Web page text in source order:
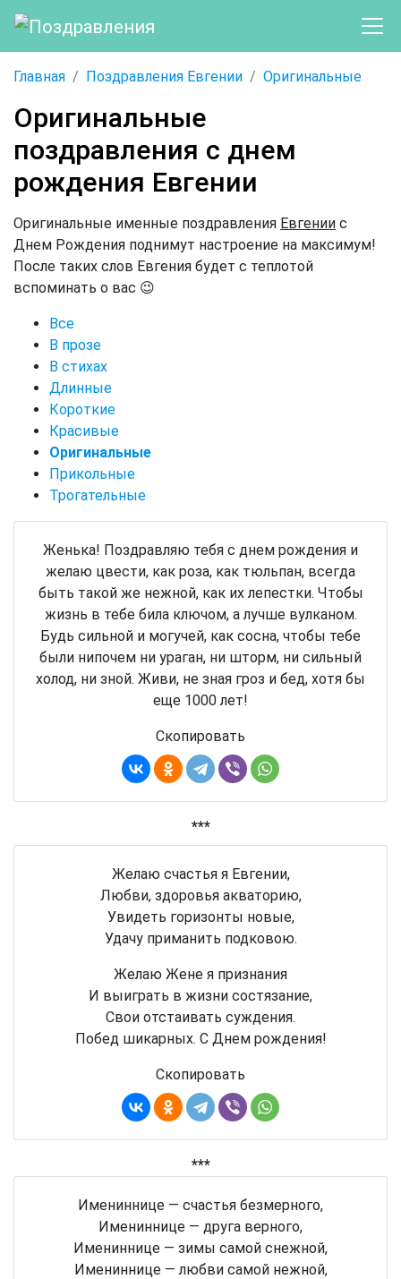
Главная Поздравления Евгении Оригинальные
Оригинальные
поздравления с днем
рождения Евгении
Оригинальные именные поздравления Евгении с
Днем Рождения поднимут настроение на максимум!
После таких слов Евгения будет с теплотой
вспоминать о вас 😉
Все
В прозе
В стихах
Длинные
Короткие
Красивые
Оригинальные
Прикольные
Трогательные
Женька! Поздравляю тебя с днем рождения и
желаю цвести, как роза, как тюльпан, всегда
быть такой же нежной, как их лепестки. Чтобы
жизнь в тебе била ключом, а лучше вулканом.
Будь сильной и могучей, как сосна, чтобы тебе
были нипочем ни ураган, ни шторм, ни сильный
холод, ни зной. Живи, не зная гроз и бед, хотя бы
еще 1000 лет!
Скопировать
***
Желаю счастья я Евгении,
Любви, здоровья акваторию,
Увидеть горизонты новые,
Удачу приманить подковою.
Желаю Жене я признания
И выиграть в жизни состязание,
Свои отстаивать суждения.
Побед шикарных. С Днем рождения!
Скопировать
***
Имениннице — счастья безмерного,
Имениннице — друга верного,
Имениннице — зимы самой снежной,
Имениннице — любви самой нежной,